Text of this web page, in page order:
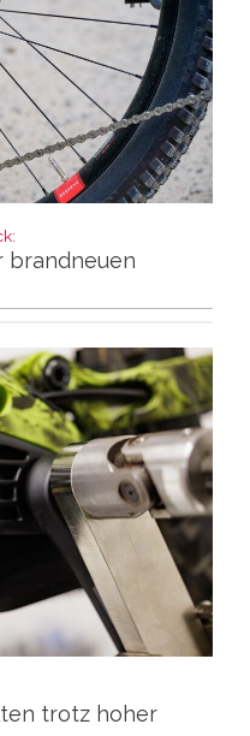
brandneuen
trotz hoher